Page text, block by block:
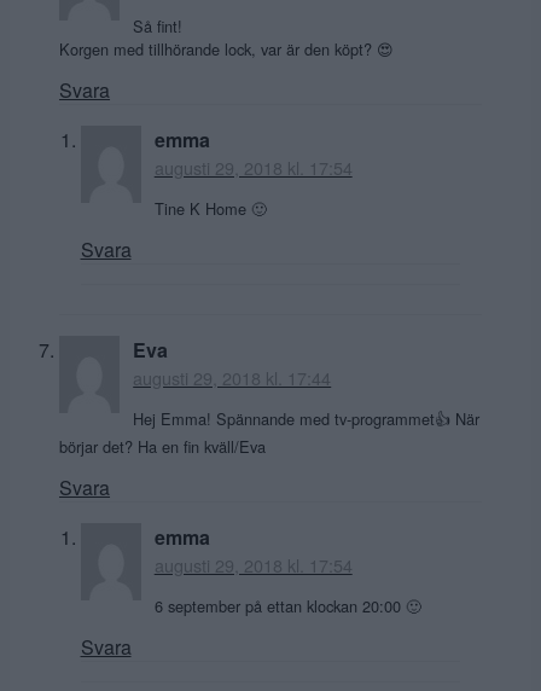
Så fint!
Korgen med tillhörande lock, var är den köpt? 😍
Svara
emma
augusti 29, 2018 kl. 17:54
Tine K Home 🙂
Svara
Eva
augusti 29, 2018 kl. 17:44
Hej Emma! Spännande med tv-programmet👍 När
börjar det? Ha en fin kväll/Eva
Svara
emma
augusti 29, 2018 kl. 17:54
6 september på ettan klockan 20:00 🙂
Svara